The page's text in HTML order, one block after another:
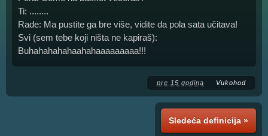
Ti: ........
Rade: Ma pustite ga bre više, vidite da pola sata učitava!
Svi (sem tebe koji ništa ne kapiraš):
Buhahahahahaahahaaaaaaaaa!!!
pre 15 godina Vukohod
Sledeća definicija »